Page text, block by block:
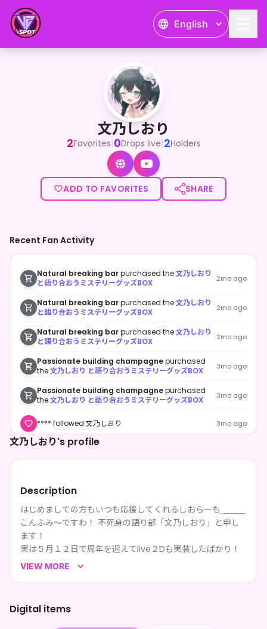
English
文乃しおり
<p>はじめましての方もいつも応援してくれるしおらーも＿
文乃しおり
2Favorites|0Drops live|2Holders
ADD TO FAVORITES SHARE
文乃しおり's profile
Description
はじめましての方もいつも応援してくれるしおらーも＿＿＿
こんふみ～ですわ！ 不死身の語り部「文乃しおり」と申し
ます！
実は５月１２日で周年を迎えてlive２Dも実装したばかり！
まだまだこれからのわたくしを見守ってくださいまし！
たなどの動画をあげています！🌟
これからわたくしとたくさんの思い出を紡ぎ語らせてくださ
VIEW MORE
Digital items
Recent Fan Activity
Natural breaking barpurchased the文乃しおり
と語り合おうミステリーグッズBOX
2mo ago
Natural breaking barpurchased the文乃しおり
と語り合おうミステリーグッズBOX
2mo ago
Natural breaking barpurchased the文乃しおり
と語り合おうミステリーグッズBOX
2mo ago
Passionate building champagnepurchased
the文乃しおり と語り合おうミステリーグッズBOX 3mo ago
Passionate building champagnepurchased
the文乃しおり と語り合おうミステリーグッズBOX 3mo ago
**** followed 文乃しおり 3mo ago
**** followed 文乃しおり